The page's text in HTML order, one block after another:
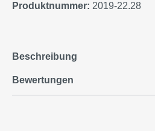
Produktnummer: 2019-22.28
Beschreibung
Bewertungen